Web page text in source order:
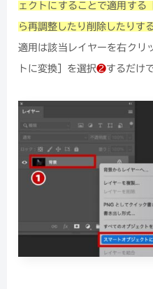
ェクトにすることで適用する
ら再調整したり削除したりす
適用は該当レイヤーを右クリ
トに変換］を選択❷するだけ